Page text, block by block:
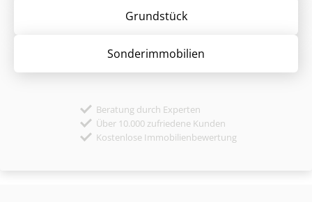
Grund­stück
Sonder­immobilien
Beratung durch Experten
Über 10.000 zufriedene Kunden
Kostenlose Immobilienbewertung